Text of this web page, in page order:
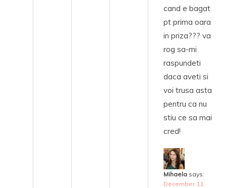
cand e bagat
pt prima oara
in priza??? va
rog sa-mi
raspundeti
daca aveti si
voi trusa asta
pentru ca nu
stiu ce sa mai
cred!
Mihaela says:
December 11,